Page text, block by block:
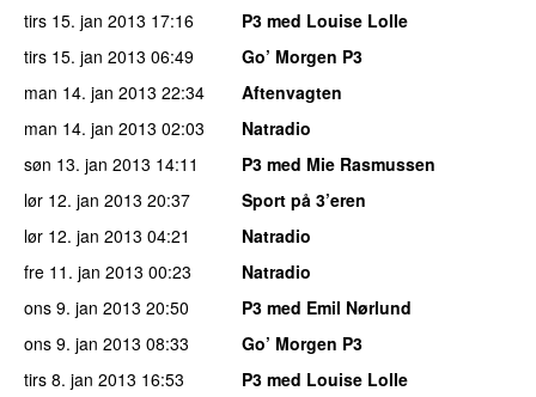
tirs 15. jan 2013 17:16
P3 med Louise Lolle
tirs 15. jan 2013 06:49
Go’ Morgen P3
man 14. jan 2013 22:34
Aftenvagten
man 14. jan 2013 02:03
Natradio
søn 13. jan 2013 14:11
P3 med Mie Rasmussen
lør 12. jan 2013 20:37
Sport på 3’eren
lør 12. jan 2013 04:21
Natradio
fre 11. jan 2013 00:23
Natradio
ons 9. jan 2013 20:50
P3 med Emil Nørlund
ons 9. jan 2013 08:33
Go’ Morgen P3
tirs 8. jan 2013 16:53
P3 med Louise Lolle